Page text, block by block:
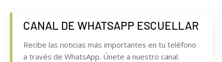
CANAL DE WHATSAPP ESCUELLAR
Recibe las noticias más importantes en tu teléfono
a través de WhatsApp. Únete a nuestro canal.